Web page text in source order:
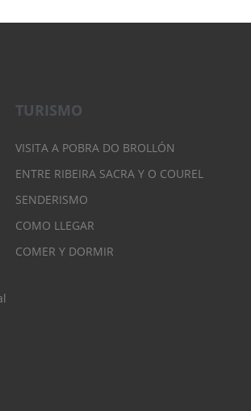
TURISMO
VISITA A POBRA DO BROLLÓN
ENTRE RIBEIRA SACRA Y O COUREL
SENDERISMO
COMO LLEGAR
COMER Y DORMIR